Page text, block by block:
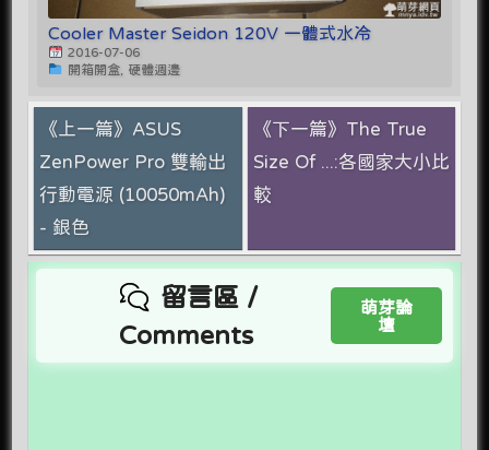
Cooler Master Seidon 120V 一體式水冷
2016-07-06
開箱開盒, 硬體週邊
《上一篇》ASUS
ZenPower Pro 雙輸出
行動電源 (10050mAh)
- 銀色
《下一篇》The True
Size Of ...:各國家大小比
較
留言區 /
Comments
萌芽論
壇